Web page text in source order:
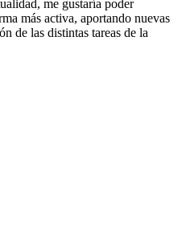
me gustaría poder
más activa, aportando nuevas
de las distintas tareas de la